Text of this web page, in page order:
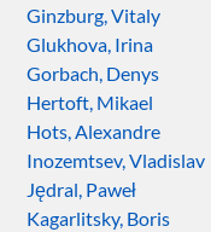
Ginzburg, Vitaly
Glukhova, Irina
Gorbach, Denys
Hertoft, Mikael
Hots, Alexandre
Inozemtsev, Vladislav
Jędral, Paweł
Kagarlitsky, Boris